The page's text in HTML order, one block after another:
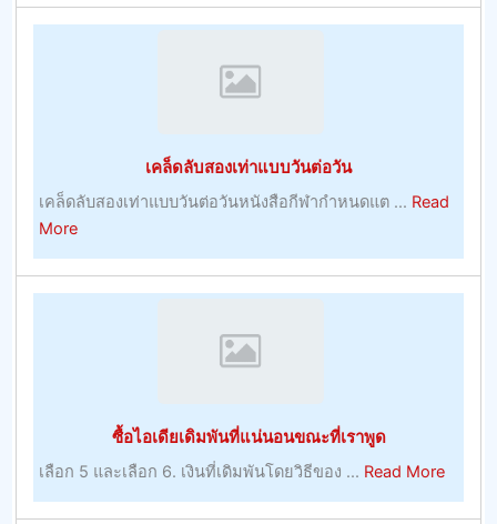
เดิม
ไป
พร้อม
เคล็ดลับสองเท่าแบบวันต่อวัน
เคล็ดลับสองเท่าแบบวันต่อวันหนังสือกีฬากำหนดแต ... Read
Moreabout
เคล็ด
ลับ
ซื้อไอเดียเดิมพันที่แน่นอนขณะที่เราพูด
เลือก 5 และเลือก 6. เงินที่เดิมพันโดยวิธีของ ... Read Moreabout